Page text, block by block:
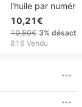
l'huile par
dessin fait à la
pierre tombale
d'halloween,
10,21€
10,50€ 3%
816 Vendu